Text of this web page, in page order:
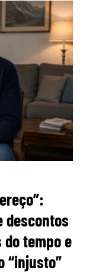
descontos
tempo e
“injusto”